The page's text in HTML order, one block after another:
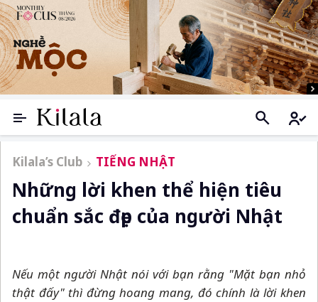
Kilala’s Club TIẾNG NHẬT
Những lời khen thể hiện tiêu
chuẩn sắc đẹp của người Nhật
Nếu một người Nhật nói với bạn rằng "Mặt bạn nhỏ
thật đấy" thì đừng hoang mang, đó chính là lời khen